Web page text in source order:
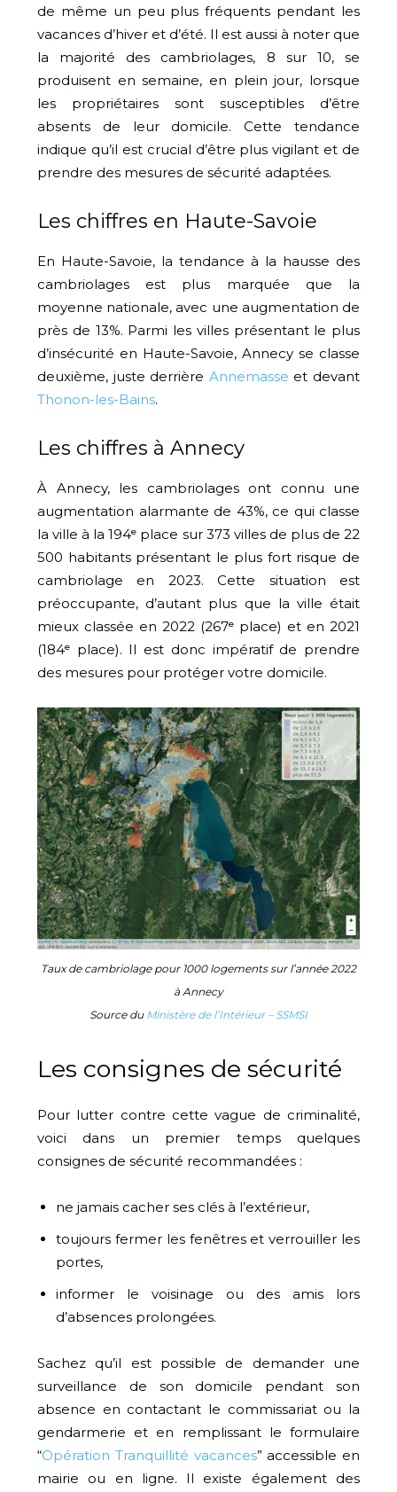
de même un peu plus fréquents pendant les
vacances d’hiver et d’été. Il est aussi à noter que
la majorité des cambriolages, 8 sur 10, se
produisent en semaine, en plein jour, lorsque
les propriétaires sont susceptibles d’être
absents de leur domicile. Cette tendance
indique qu’il est crucial d’être plus vigilant et de
prendre des mesures de sécurité adaptées.
Les chiffres en Haute-Savoie
En Haute-Savoie, la tendance à la hausse des
cambriolages est plus marquée que la
moyenne nationale, avec une augmentation de
près de 13%. Parmi les villes présentant le plus
d’insécurité en Haute-Savoie, Annecy se classe
deuxième, juste derrière Annemasse et devant
Thonon-les-Bains.
Les chiffres à Annecy
À Annecy, les cambriolages ont connu une
augmentation alarmante de 43%, ce qui classe
la ville à la 194ᵉ place sur 373 villes de plus de 22
500 habitants présentant le plus fort risque de
cambriolage en 2023. Cette situation est
préoccupante, d’autant plus que la ville était
mieux classée en 2022 (267ᵉ place) et en 2021
(184ᵉ place). Il est donc impératif de prendre
des mesures pour protéger votre domicile.
Taux de cambriolage pour 1000 logements sur l’année 2022
à Annecy
Source du Ministère de l’Intérieur – SSMSI
Les consignes de sécurité
Pour lutter contre cette vague de criminalité,
voici dans un premier temps quelques
consignes de sécurité recommandées :
ne jamais cacher ses clés à l’extérieur,
toujours fermer les fenêtres et verrouiller les
portes,
informer le voisinage ou des amis lors
d’absences prolongées.
Sachez qu’il est possible de demander une
surveillance de son domicile pendant son
absence en contactant le commissariat ou la
gendarmerie et en remplissant le formulaire
“Opération Tranquillité vacances” accessible en
mairie ou en ligne. Il existe également des